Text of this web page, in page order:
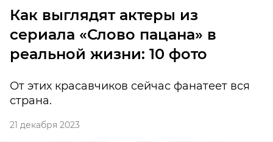
Как выглядят актеры из
сериала «Слово пацана» в
реальной жизни: 10 фото
От этих красавчиков сейчас фанатеет вся
страна.
21 декабря 2023